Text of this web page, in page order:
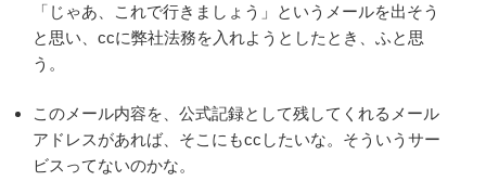
「じゃあ、これで行きましょう」というメールを出そう
と思い、ccに弊社法務を入れようとしたとき、ふと思
う。
このメール内容を、公式記録として残してくれるメール
アドレスがあれば、そこにもccしたいな。そういうサー
ビスってないのかな。